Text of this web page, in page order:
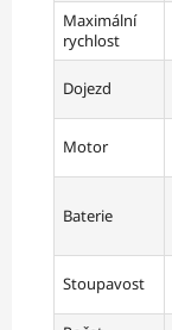
Maximální
rychlost
Dojezd
Motor
Baterie
Stoupavost